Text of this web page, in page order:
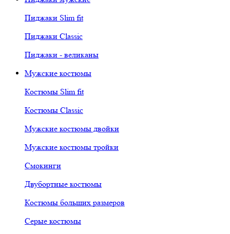
Пиджаки Slim fit
Пиджаки Classic
Пиджаки - великаны
Мужские костюмы
Костюмы Slim fit
Костюмы Classic
Мужские костюмы двойки
Мужские костюмы тройки
Смокинги
Двубортные костюмы
Костюмы больших размеров
Серые костюмы